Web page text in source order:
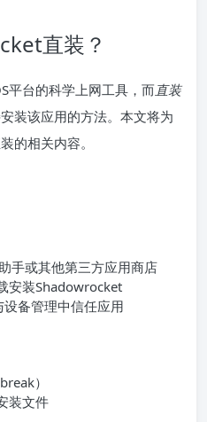
直装？
平台的科学上网工具，而直装
装该应用的方法。本文将为
的相关内容。
手或其他第三方应用商店
安装Shadowrocket
备管理中信任应用
）
装文件